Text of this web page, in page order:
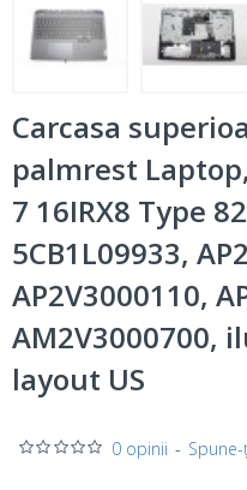
Carcasa
palmrest
7 16IRX8 Type
5CB1L09933,
AP2V3000110,
AM2V3000700,
layout US
0 opinii -